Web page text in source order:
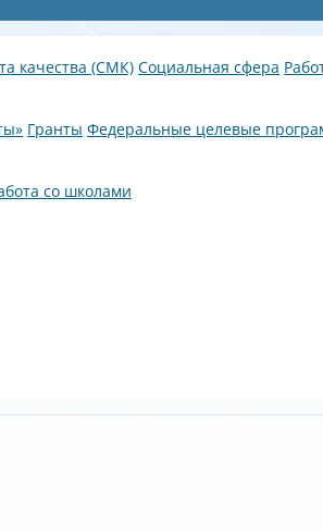
качества (СМК) Социальная сфера
Гранты Федеральные целевые
со школами